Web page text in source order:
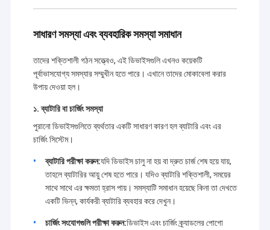
সাধারণ সমস্যা এবং ব্যবহারিক সমস্যা সমাধান
তাদের শক্তিশালী গঠন সত্ত্বেও, এই ডিভাইসগুলি এখনও কয়েকটি
পূর্বাভাসযোগ্য সমস্যার সম্মুখীন হতে পারে। এখানে তাদের মোকাবেলা করার
উপায় দেওয়া হল।
১. ব্যাটারি বা চার্জিং সমস্যা
পুরানো ডিভাইসগুলিতে ব্যর্থতার একটি সাধারণ কারণ হল ব্যাটারি এবং এর
চার্জিং সিস্টেম।
ব্যাটারি পরীক্ষা করুন:যদি ডিভাইস চালু না হয় বা দ্রুত চার্জ শেষ হয়ে যায়,
তাহলে ব্যাটারির আয়ু শেষ হতে পারে। যদিও ব্যাটারি শক্তিশালী, সময়ের
সাথে সাথে এর ক্ষমতা হ্রাস পায়। সমস্যাটি সমাধান হয়েছে কিনা তা দেখতে
একটি ভিন্ন, কার্যকরী ব্যাটারি ব্যবহার করে দেখুন।
চার্জিং সংযোগগুলি পরীক্ষা করুন:ডিভাইস এবং চার্জিং ক্র্যাডলের পোগো